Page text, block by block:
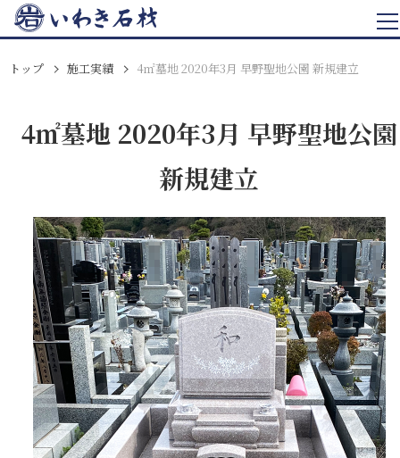
トップ 施工実績 4㎡墓地 2020年3月 早野聖地公園 新規建立
4㎡墓地 2020年3月 早野聖地公園
新規建立